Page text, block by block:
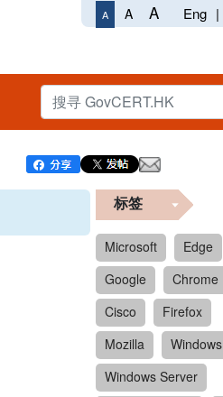
A A A Eng |
标签
Microsoft
Edge
Google
Chrome
Cisco
Firefox
Mozilla
Windows
Windows Server